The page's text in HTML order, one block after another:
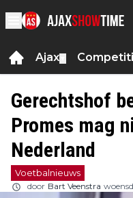
Ajax
Gerechtshof
Promes mag
Nederland
Voetbalnieuws
door Bart Veenstra